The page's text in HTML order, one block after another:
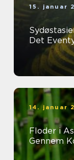
15. januar
Det
14. januar
Floder i
Gennem